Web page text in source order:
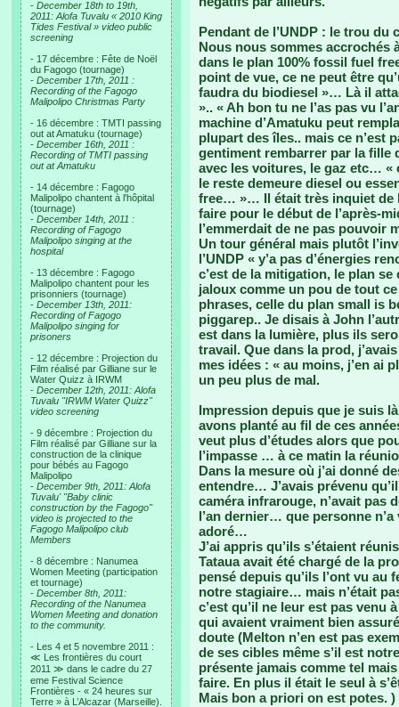
- December 18th to 19th,
2011: Alofa Tuvalu « 2010 King
Tides Festival » video public
screening
- 17 décembre : Fête de Noël
du Fagogo (tournage)
- December 17th, 2011 :
Recording of the Fagogo
Malipolipo Christmas Party
- 16 décembre : TMTI passing
out at Amatuku (tournage)
- December 16th, 2011 :
Recording of TMTI passing
out at Amatuku
- 14 décembre : Fagogo
Malipolipo chantent à l'hôpital
(tournage)
- December 14th, 2011 :
Recording of Fagogo
Malipolipo singing at the
hospital
- 13 décembre : Fagogo
Malipolipo chantent pour les
prisonniers (tournage)
- December 13th, 2011:
Recording of Fagogo
Malipolipo singing for
prisoners
- 12 décembre : Projection du
Film réalisé par Gilliane sur le
Water Quizz à IRWM
- December 12th, 2011: Alofa
Tuvalu "IRWM Water Quizz"
video screening
- 9 décembre : Projection du
Film réalisé par Gilliane sur la
construction de la clinique
pour bébés au Fagogo
Malipolipo
- December 9th, 2011: Alofa
Tuvalu' "Baby clinic
construction by the Fagogo"
video is projected to the
Fagogo Malipolipo club
Members
- 8 décembre : Nanumea
Women Meeting (participation
et tournage)
- December 8th, 2011:
Recording of the Nanumea
Women Meeting and donation
to the community.
- Les 4 et 5 novembre 2011 :
≪ Les frontières du court
2011 ≫ dans le cadre du 27
eme Festival Science
Frontières - « 24 heures sur
Terre » à L’Alcazar (Marseille).
Pendant de l’UNDP : le trou
Nous nous sommes accrochés
dans le plan 100% fossil fuel
point de vue, ce ne peut être
faudra du biodiesel »… Là il
».. « Ah bon tu ne l’as pas vu
machine d’Amatuku peut
plupart des îles.. mais ce n’est
gentiment rembarrer par la fille
avec les voitures, le gaz etc… «
le reste demeure diesel ou
free… »… Il était très inquiet de
faire pour le début de l’après-
l’emmerdait de ne pas pouvoir
Un tour général mais plutôt
l’UNDP « y’a pas d’énergies
c’est de la mitigation, le plan
jaloux comme un pou de tout
phrases, celle du plan small is
piggarep.. Je disais à John
est dans la lumière, plus ils
travail. Que dans la prod,
mes idées : « au moins, j’en ai
un peu plus de mal.
Impression depuis que je suis
avons planté au fil de ces
veut plus d’études alors que
l’impasse … à ce matin la
Dans la mesure où j’ai donné
entendre… J’avais prévenu
caméra infrarouge, n’avait pas
l’an dernier… que personne
adoré…
J’ai appris qu’ils s’étaient
Tataua avait été chargé de la
pensé depuis qu’ils l’ont vu au
notre stagiaire… mais n’était
c’est qu’il ne leur est pas venu
qui avaient vraiment bien
doute (Melton n’en est pas
de ses cibles même s’il est
présente jamais comme tel
faire. En plus il était le seul à
Mais bon a priori on est potes. )